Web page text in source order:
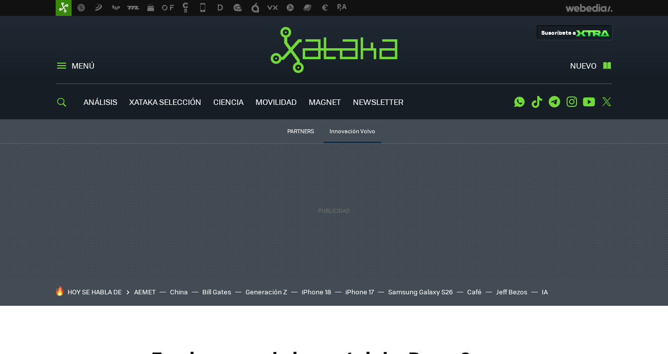
MENÚ NUEVO
Suscríbete a
ANÁLISIS XATAKA SELECCIÓN CIENCIA MOVILIDAD MAGNET NEWSLETTER WhatsApp
Tiktok TelegramInstagramYoutube
PARTNERS Innovación Volvo
HOY SE HABLA DE AEMET China Bill Gates Generación Z iPhone 18 iPhone 17 Samsung Galaxy S26 Café Jeff Bezos IA